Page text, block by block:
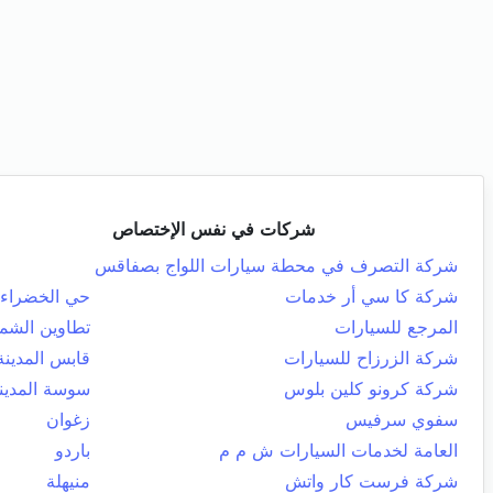
شركات في نفس الإختصاص
شركة التصرف في محطة سيارات اللواج بصفاقس
شركة كا سي أر خدمات
حي الخضراء
المرجع للسيارات
تطاوين
شركة الزرزاح للسيارات
قابس
شركة كرونو كلين بلوس
سوسة
سفوي سرفيس
زغوان
العامة لخدمات السيارات ش م م
باردو
شركة فرست كار واتش
منيهلة